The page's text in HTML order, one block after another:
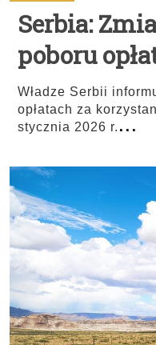
Serbia:
poboru
Władze Serbii
opłatach za
stycznia 2026 r....